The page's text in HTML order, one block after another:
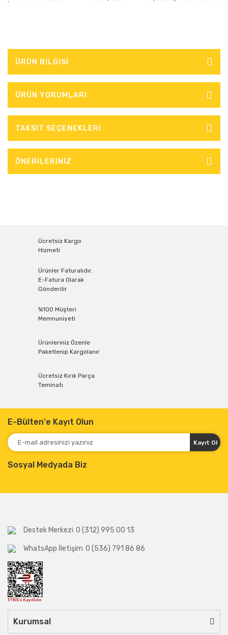
ÜRÜN BİLGİSİ
ÜRÜN YORUMLARI
TAKSİT SEÇENEKLERİ
ÖNERİLERİNİZ
Ücretsiz Kargo
Hizmeti
Ürünler Faturalıdır.
E-Fatura Olarak
Gönderilir
%100 Müşteri
Memnuniyeti
Ürünleriniz Özenle
Paketlenip Kargolanır
Ücretsiz Kırık Parça
Teminatı
E-Bülten'e Kayıt Olun
Kayıt Ol
Sosyal Medyada Biz
Destek Merkezi 0 (312) 995 00 13
WhatsApp İletişim 0 (536) 791 86 86
Kurumsal